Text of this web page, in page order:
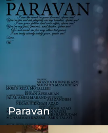
Paravan